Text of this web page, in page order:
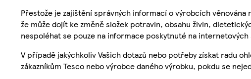
Přestože je zajištění správných informací o výrobcích
že může dojít ke změně složek potravin, obsahu živin,
nespoléhat se pouze na informace poskytnuté na
V případě jakýchkoliv Vašich dotazů nebo potřeby získat radu
zákazníkům Tesco nebo výrobce daného výrobku, pokdu se